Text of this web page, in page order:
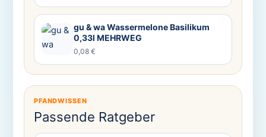
gu & wa Wassermelone Basilikum
0,33l MEHRWEG
0,08 €
PFANDWISSEN
Passende Ratgeber